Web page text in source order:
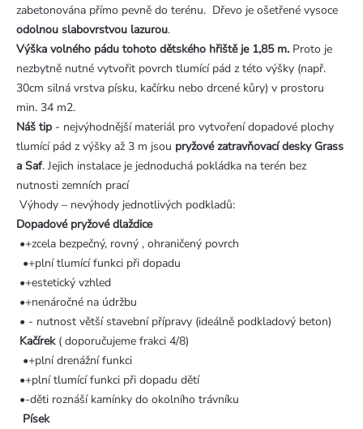
zabetonována přímo pevně do terénu. Dřevo je ošetřené vysoce
odolnou slabovrstvou lazurou.
Výška volného pádu tohoto dětského hřiště je 1,85 m. Proto je
nezbytně nutné vytvořit povrch tlumící pád z této výšky (např.
30cm silná vrstva písku, kačírku nebo drcené kůry) v prostoru
min. 34 m2.
Náš tip - nejvýhodnější materiál pro vytvoření dopadové plochy
tlumící pád z výšky až 3 m jsou pryžové zatravňovací desky Grass
a Saf. Jejich instalace je jednoduchá pokládka na terén bez
nutnosti zemních prací
Výhody – nevýhody jednotlivých podkladů:
Dopadové pryžové dlaždice
•+zcela bezpečný, rovný , ohraničený povrch
•+plní tlumící funkci při dopadu
•+estetický vzhled
•+nenáročné na údržbu
• - nutnost větší stavební přípravy (ideálně podkladový beton)
Kačírek( doporučujeme frakci 4/8)
•+plní drenážní funkci
•+plní tlumící funkci při dopadu dětí
•-děti roznáší kamínky do okolního trávníku
Písek